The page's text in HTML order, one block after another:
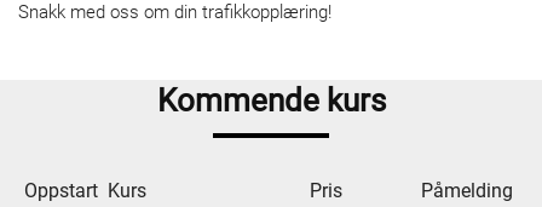
Snakk med oss om din trafikkopplæring!
Kommende kurs
Oppstart Kurs Pris Påmelding